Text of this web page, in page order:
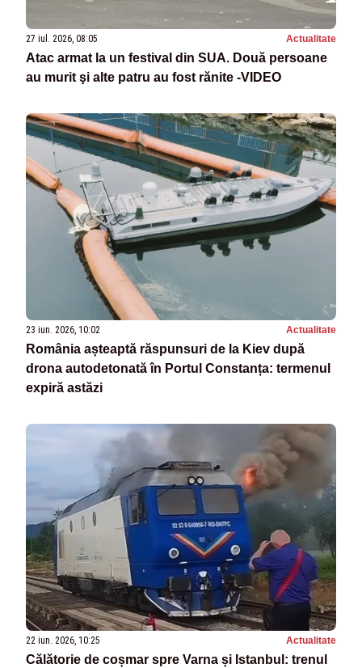
27 iul. 2026, 08:05 Actualitate
Atac armat la un festival din SUA. Două persoane
au murit şi alte patru au fost rănite -VIDEO
23 iun. 2026, 10:02 Actualitate
România așteaptă răspunsuri de la Kiev după
drona autodetonată în Portul Constanța: termenul
expiră astăzi
22 iun. 2026, 10:25 Actualitate
Călătorie de coșmar spre Varna și Istanbul: trenul